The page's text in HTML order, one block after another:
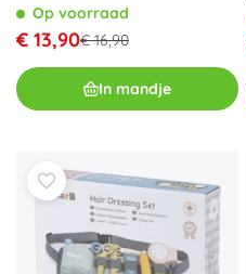
23 delen
Op voorraad
€ 13,90€ 16,90
In mandje